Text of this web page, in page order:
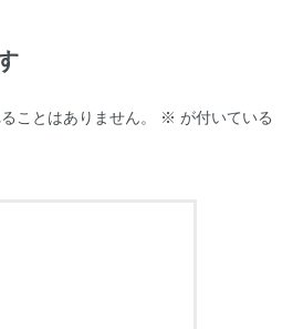
ことはありません。 ※ が付いている